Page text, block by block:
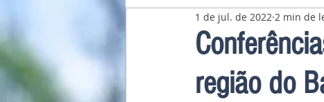
Pavilhão Latino-Americano
região do
1 de jul. de 2022 2 min de